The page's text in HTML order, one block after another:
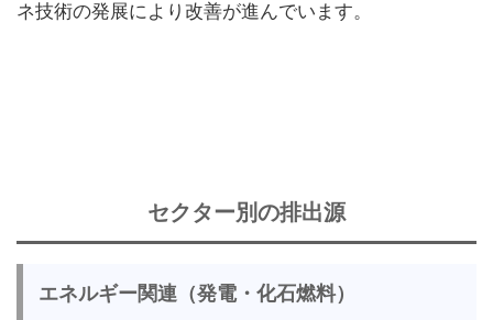
ネ技術の発展により改善が進んでいます。
セクター別の排出源
エネルギー関連（発電・化石燃料）